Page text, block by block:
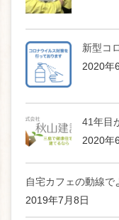
新型コ
2020年
41年目
2020年
自宅カフェの動線で
2019年7月8日